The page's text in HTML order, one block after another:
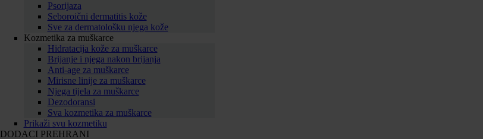
Psorijaza
Seboroični dermatitis kože
Sve za dermatološku njega kože
Kozmetika za muškarce
Hidratacija kože za muškarce
Brijanje i njega nakon brijanja
Anti-age za muškarce
Mirisne linije za muškarce
Njega tijela za muškarce
Dezodoransi
Sva kozmetika za muškarce
Prikaži svu kozmetiku
DODACI PREHRANI